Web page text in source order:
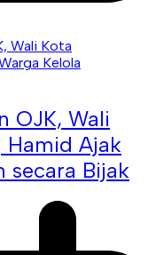
OJK, Wali
Hamid Ajak
secara Bijak